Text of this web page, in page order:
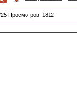
25 Просмотров: 1812